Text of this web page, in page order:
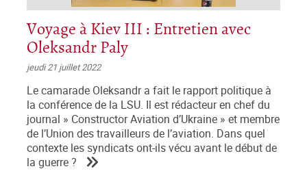
Voyage à Kiev III : Entretien avec
Oleksandr Paly
jeudi 21 juillet 2022
Le camarade Oleksandr a fait le rapport politique à
la conférence de la LSU. Il est rédacteur en chef du
journal » Constructor Aviation d’Ukraine » et membre
de l’Union des travailleurs de l’aviation. Dans quel
contexte les syndicats ont-ils vécu avant le début de
la guerre ?